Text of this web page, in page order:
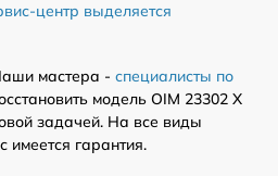
центр выделяется
мастера - специалисты по
модель OIM 23302 X
задачей. На все виды
имеется гарантия.